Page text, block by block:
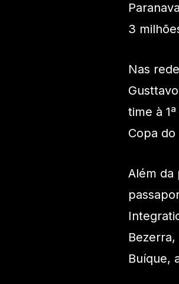
3
Nas
time à
Copa do
Além da
Buíque,